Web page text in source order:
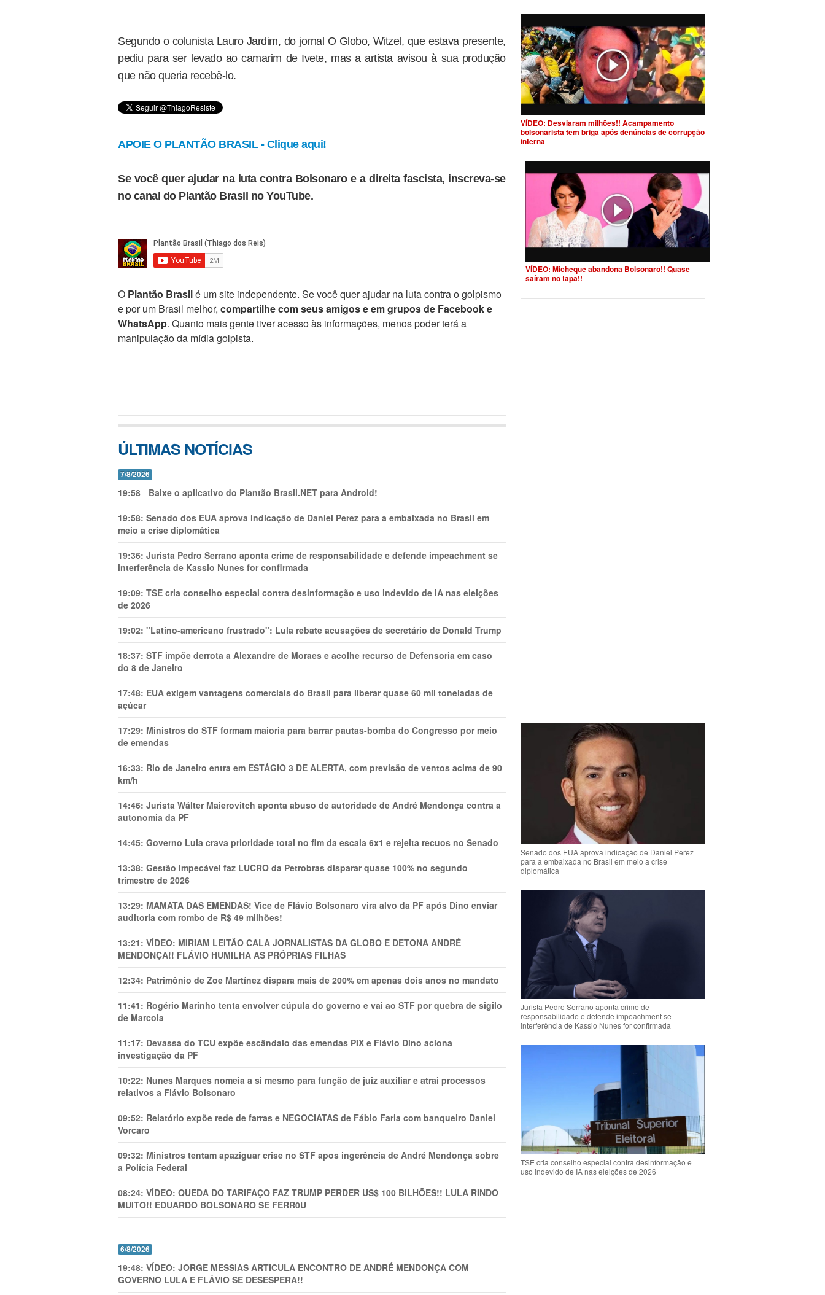
Segundo o colunista Lauro Jardim, do jornal O Globo, Witzel, que estava presente,
pediu para ser levado ao camarim de Ivete, mas a artista avisou à sua produção
que não queria recebê-lo.
APOIE O PLANTÃO BRASIL - Clique aqui!
Se você quer ajudar na luta contra Bolsonaro e a direita fascista, inscreva-se
no canal do Plantão Brasil no YouTube.
O Plantão Brasilé um site independente. Se você quer ajudar na luta contra o golpismo
e por um Brasil melhor, compartilhe com seus amigos e em grupos de Facebook e
WhatsApp. Quanto mais gente tiver acesso às informações, menos poder terá a
manipulação da mídia golpista.
ÚLTIMAS NOTÍCIAS
7/8/2026
19:58 - Baixe o aplicativo do Plantão Brasil.NET para Android!
19:58: Senado dos EUA aprova indicação de Daniel Perez para a embaixada no Brasil em
meio a crise diplomática
19:36: Jurista Pedro Serrano aponta crime de responsabilidade e defende impeachment se
interferência de Kassio Nunes for confirmada
19:09: TSE cria conselho especial contra desinformação e uso indevido de IA nas eleições
de 2026
19:02: "Latino-americano frustrado": Lula rebate acusações de secretário de Donald Trump
18:37: STF impõe derrota a Alexandre de Moraes e acolhe recurso de Defensoria em caso
do 8 de Janeiro
17:48: EUA exigem vantagens comerciais do Brasil para liberar quase 60 mil toneladas de
açúcar
17:29: Ministros do STF formam maioria para barrar pautas-bomba do Congresso por meio
de emendas
16:33: Rio de Janeiro entra em ESTÁGIO 3 DE ALERTA, com previsão de ventos acima de 90
km/h
14:46: Jurista Wálter Maierovitch aponta abuso de autoridade de André Mendonça contra a
autonomia da PF
14:45: Governo Lula crava prioridade total no fim da escala 6x1 e rejeita recuos no Senado
13:38: Gestão impecável faz LUCRO da Petrobras disparar quase 100% no segundo
trimestre de 2026
13:29: MAMATA DAS EMENDAS! Vice de Flávio Bolsonaro vira alvo da PF após Dino enviar
auditoria com rombo de R$ 49 milhões!
13:21: VÍDEO: MIRIAM LEITÃO CALA JORNALISTAS DA GLOBO E DETONA ANDRÉ
MENDONÇA!! FLÁVIO HUMILHA AS PRÓPRIAS FILHAS
12:34: Patrimônio de Zoe Martínez dispara mais de 200% em apenas dois anos no mandato
11:41: Rogério Marinho tenta envolver cúpula do governo e vai ao STF por quebra de sigilo
de Marcola
11:17: Devassa do TCU expõe escândalo das emendas PIX e Flávio Dino aciona
investigação da PF
10:22: Nunes Marques nomeia a si mesmo para função de juiz auxiliar e atrai processos
relativos a Flávio Bolsonaro
09:52: Relatório expõe rede de farras e NEGOCIATAS de Fábio Faria com banqueiro Daniel
Vorcaro
09:32: Ministros tentam apaziguar crise no STF apos ingerência de André Mendonça sobre
a Polícia Federal
08:24: VÍDEO: QUEDA DO TARIFAÇO FAZ TRUMP PERDER US$ 100 BILHÕES!! LULA RINDO
MUITO!! EDUARDO BOLSONARO SE FERR0U
6/8/2026
19:48: VÍDEO: JORGE MESSIAS ARTICULA ENCONTRO DE ANDRÉ MENDONÇA COM
GOVERNO LULA E FLÁVIO SE DESESPERA!!
VÍDEO: Desviaram milhões!! Acampamento
bolsonarista tem briga após denúncias de corrupção
interna
VÍDEO: Micheque abandona Bolsonaro!! Quase
saíram no tapa!!
Senado dos EUA aprova indicação de Daniel Perez
para a embaixada no Brasil em meio a crise
diplomática
Jurista Pedro Serrano aponta crime de
responsabilidade e defende impeachment se
interferência de Kassio Nunes for confirmada
TSE cria conselho especial contra desinformação e
uso indevido de IA nas eleições de 2026